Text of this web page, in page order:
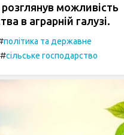
розглянув можливість
в аграрній галузі.
політика та державне
#сільське господарство